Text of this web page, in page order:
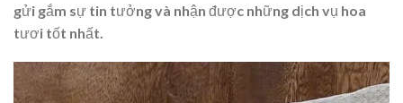
gửi gắm sự tin tưởng và nhận được những dịch vụ hoa
tươi tốt nhất.